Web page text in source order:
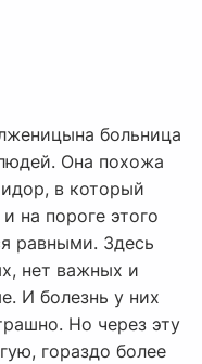
больница
Она похожа
в который
на пороге этого
равными. Здесь
нет важных и
И болезнь у них
Но через эту
гораздо более